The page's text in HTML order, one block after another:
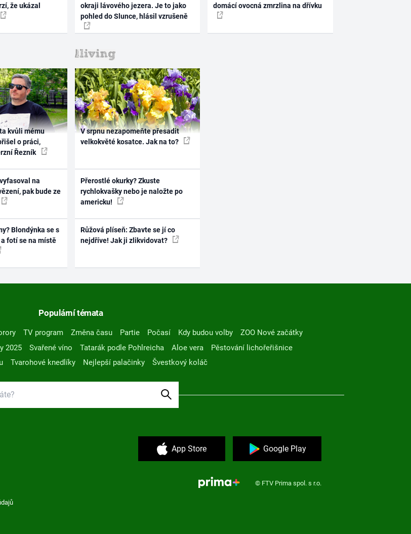
že ukázal
okraji lávového jezera. Je to jako
pohled do Slunce, hlásil vzrušeně
domácí ovocná zmrzlina na dřívku
kvůli mému
o práci,
Řezník
na
pak bude ze
Blondýnka se s
fotí se na místě
V srpnu nezapomeňte přesadit
velkokvěté kosatce. Jak na to?
Přerostlé okurky? Zkuste
rychlokvašky nebo je naložte po
americku!
Růžová plíseň: Zbavte se jí co
nejdříve! Jak ji zlikvidovat?
Populární témata
TV program Změna času Partie Počasí Kdy budou volby
ZOO Nové začátky
2025 Svařené víno Tatarák podle Pohlreicha Aloe vera
Pěstování lichořeřišnice
Tvarohové knedlíky Nejlepší palačinky Švestkový koláč
App Store Google Play
© FTV Prima spol. s r.o.